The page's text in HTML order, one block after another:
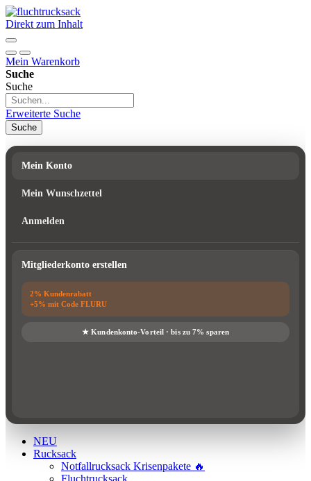
Direkt zum Inhalt
Mein Warenkorb
Suche
Suche
Erweiterte Suche
Suche
Mein Konto
Mein Wunschzettel
Anmelden
Mitgliederkonto erstellen
NEU
Rucksack
Notfallrucksack Krisenpakete 🔥
Fluchtrucksack